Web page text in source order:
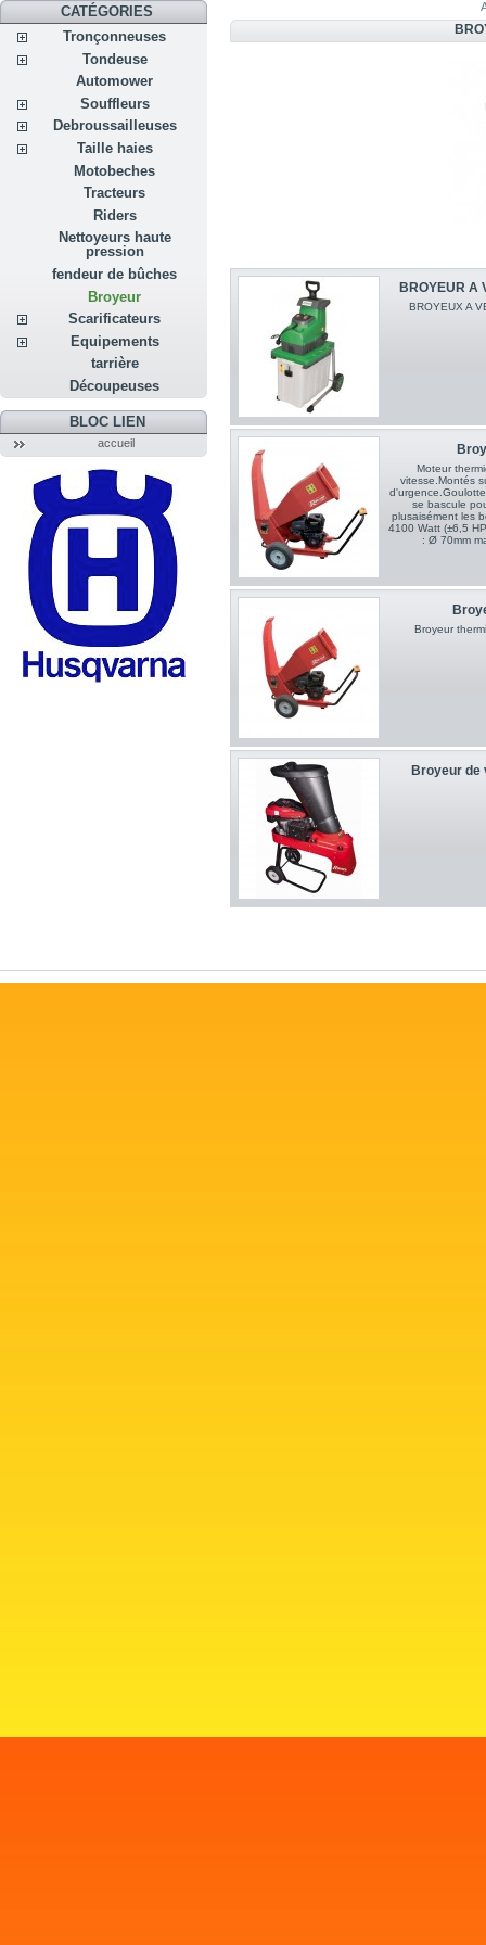
CATÉGORIES
Tronçonneuses
Tondeuse
Automower
Souffleurs
Debroussailleuses
Taille haies
Motobeches
Tracteurs
Riders
Nettoyeurs haute
pression
fendeur de bûches
Broyeur
Scarificateurs
Equipements
tarrière
Découpeuses
BLOC LIEN
accueil
BROYEUR A
BROYEUX A
Moteur
vitesse.Montés
se bascule
plusaisément les
4100 Watt (±6,5
: Ø 70mm
Broyeur
Broyeur de